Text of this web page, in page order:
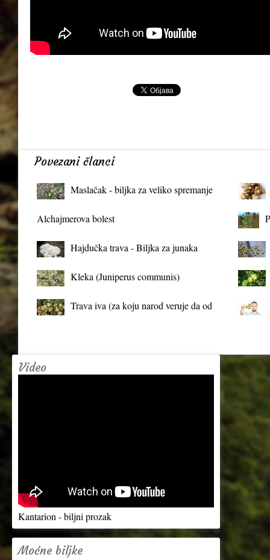
Povezani članci
Maslačak - biljka za veliko spremanje
Alchajmerova bolest
Hajdučka trava - Biljka za junaka
Kleka (Juniperus communis)
Trava iva (za koju narod veruje da od
Video
Kantarion - biljni prozak
Moćne biljke